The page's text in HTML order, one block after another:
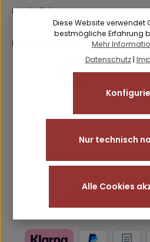
einverstanden.
Rechtliches
Informationen
Diese Website verwendet
bestmögliche Erfahrung
Mehr
Datenschutz|
Nur technisch
Alle Cookies